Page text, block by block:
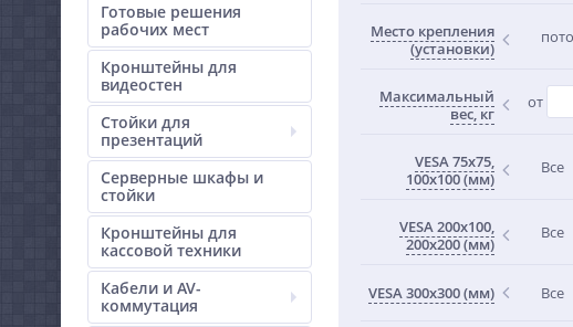
Готовые решения
рабочих мест
Кронштейны для
видеостен
Стойки для
презентаций
Серверные шкафы и
стойки
Кронштейны для
кассовой техники
Кабели и AV-
коммутация
Место крепления
(установки)
Максимальный
вес, кг
от
VESA 75x75,
100x100 (мм)
Все
VESA 200x100,
200x200 (мм)
Все
VESA 300x300 (мм) Все